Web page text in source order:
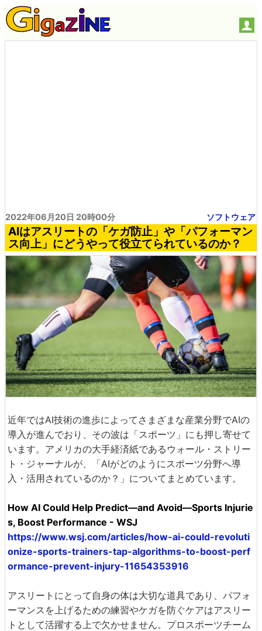
2022年06月20日 20時00分 ソフトウェア
AIはアスリートの「ケガ防止」や「パフォーマン
ス向上」にどうやって役立てられているのか？
近年ではAI技術の進歩によってさまざまな産業分野でAIの
導入が進んでおり、その波は「スポーツ」にも押し寄せて
います。アメリカの大手経済紙であるウォール・ストリー
ト・ジャーナルが、「AIがどのようにスポーツ分野へ導
入・活用されているのか？」についてまとめています。
How AI Could Help Predict—and Avoid—Sports Injurie
s, Boost Performance - WSJ
https://www.wsj.com/articles/how-ai-could-revoluti
onize-sports-trainers-tap-algorithms-to-boost-perf
ormance-prevent-injury-11654353916
アスリートにとって自身の体は大切な道具であり、パフォ
ーマンスを上げるための練習やケガを防ぐケアはアスリー
トとして活躍する上で欠かせません。プロスポーツチーム